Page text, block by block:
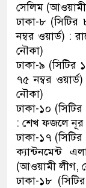
সেলিম
ঢাকা-৮
নম্বর ওয়ার্ড) :
নৌকা)
ঢাকা-৯
৭৫ নম্বর
নৌকা)
ঢাকা-১০
: শেখ ফজলে
ঢাকা-১৭
ক্যান্টনমেন্ট
(আওয়ামী লীগ,
ঢাকা-১৮